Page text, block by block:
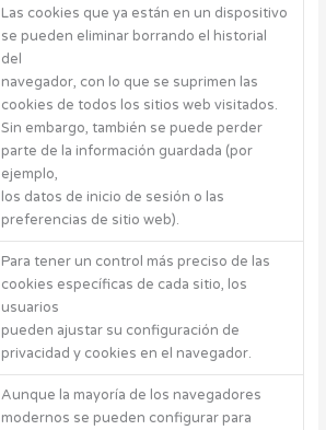
Las cookies que ya están en un dispositivo
se pueden eliminar borrando el historial
del
navegador, con lo que se suprimen las
cookies de todos los sitios web visitados.
Sin embargo, también se puede perder
parte de la información guardada (por
ejemplo,
los datos de inicio de sesión o las
preferencias de sitio web).
Para tener un control más preciso de las
cookies específicas de cada sitio, los
usuarios
pueden ajustar su configuración de
privacidad y cookies en el navegador.
Aunque la mayoría de los navegadores
modernos se pueden configurar para